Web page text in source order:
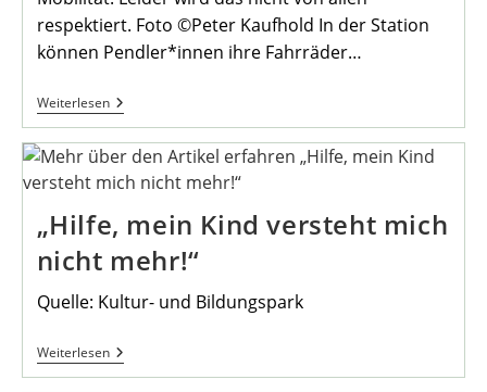
respektiert. Foto ©Peter Kaufhold In der Station
können Pendler*innen ihre Fahrräder…
WeiterlesenVandalismusfälle
An
Radschloss-
Anlage
Am
Mengede
„Hilfe, mein Kind versteht mich
nicht mehr!“
Quelle: Kultur- und Bildungspark
Weiterlesen„Hilfe,
Mein